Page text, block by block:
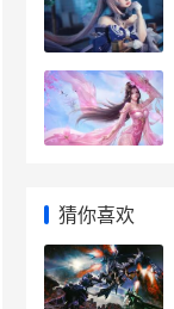
猜你喜欢